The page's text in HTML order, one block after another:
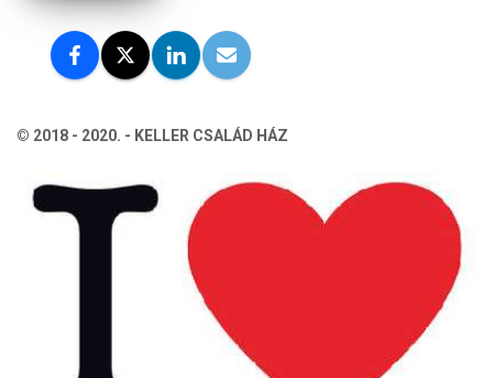
© 2018 - 2020. - KELLER CSALÁD HÁZ